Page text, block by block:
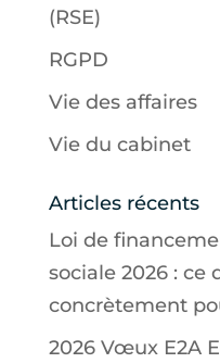
(RSE)
RGPD
Vie des affaires
Vie du cabinet
Articles récents
Loi de
sociale 2026 : ce
concrètement
2026 Vœux E2A